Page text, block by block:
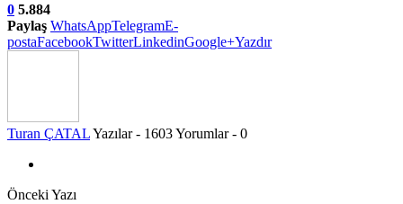
0 5.884
Paylaş WhatsAppTelegramE-
postaFacebookTwitterLinkedinGoogle+Yazdır
Turan ÇATALYazılar - 1603Yorumlar - 0
Önceki Yazı